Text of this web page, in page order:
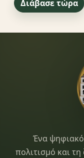
Διάβασε τώρα
Dimitsana.gr
Ένα ψηφιακό
πολιτισμό και